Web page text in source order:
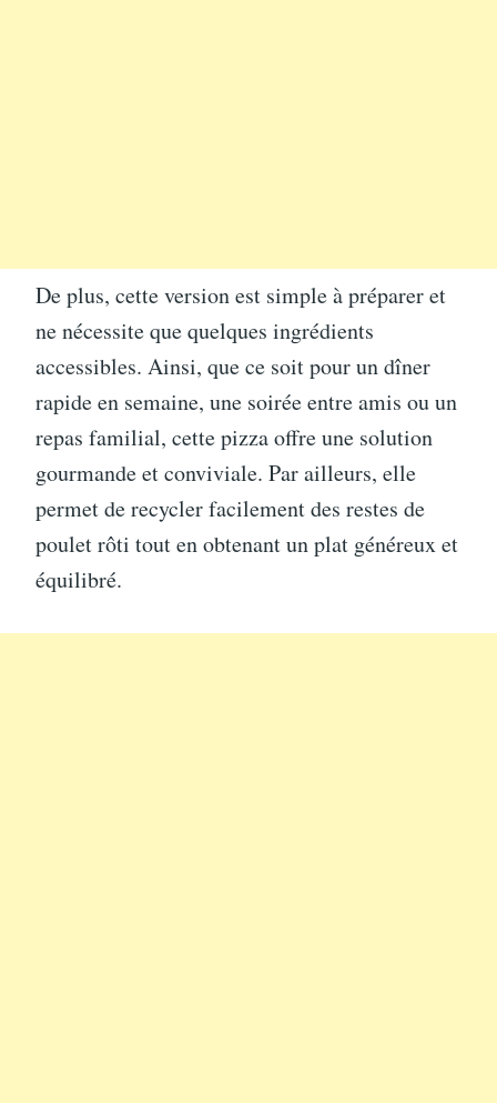
De plus, cette version est simple à préparer et
ne nécessite que quelques ingrédients
accessibles. Ainsi, que ce soit pour un dîner
rapide en semaine, une soirée entre amis ou un
repas familial, cette pizza offre une solution
gourmande et conviviale. Par ailleurs, elle
permet de recycler facilement des restes de
poulet rôti tout en obtenant un plat généreux et
équilibré.